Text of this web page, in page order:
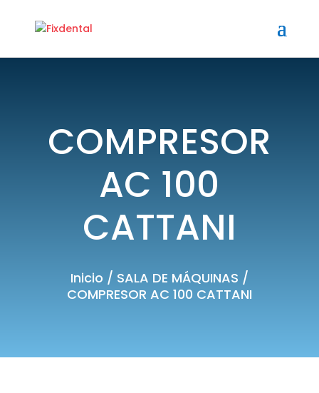
COMPRESOR
AC 100
CATTANI
Inicio / SALA DE MÁQUINAS /
COMPRESOR AC 100 CATTANI